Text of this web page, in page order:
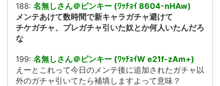
188: 名無しさん＠ピンキー (ﾜｯﾁｮｲ 8604-nHAw)
メンテあけて数時間で新キャラガチャ避けて
チケガチャ、プレガチャ引いた奴とか何人いたんだろ
な
199: 名無しさん＠ピンキー (ﾜｯﾁｮｲW e21f-zAm+)
えーとこれって今日のメンテ後に追加されたガチャ以
外のガチャ引いてたら補填しますよって意味？